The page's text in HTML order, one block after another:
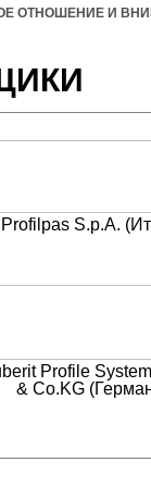
ОТНОШЕНИЕ И
Profilpas S.p.A.
Profile
& Co.KG